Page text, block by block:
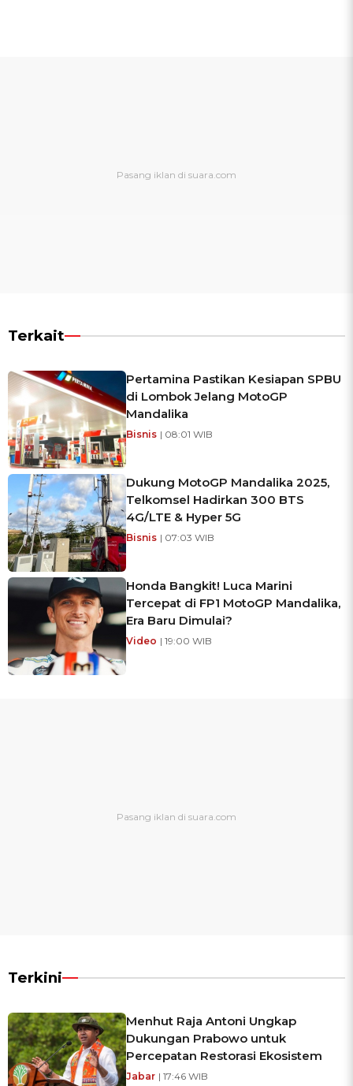
Terkait
Pertamina Pastikan Kesiapan SPBU
di Lombok Jelang MotoGP
Mandalika
Bisnis | 08:01 WIB
Dukung MotoGP Mandalika 2025,
Telkomsel Hadirkan 300 BTS
4G/LTE & Hyper 5G
Bisnis | 07:03 WIB
Honda Bangkit! Luca Marini
Tercepat di FP1 MotoGP Mandalika,
Era Baru Dimulai?
Video | 19:00 WIB
Terkini
Menhut Raja Antoni Ungkap
Dukungan Prabowo untuk
Percepatan Restorasi Ekosistem
Jabar | 17:46 WIB